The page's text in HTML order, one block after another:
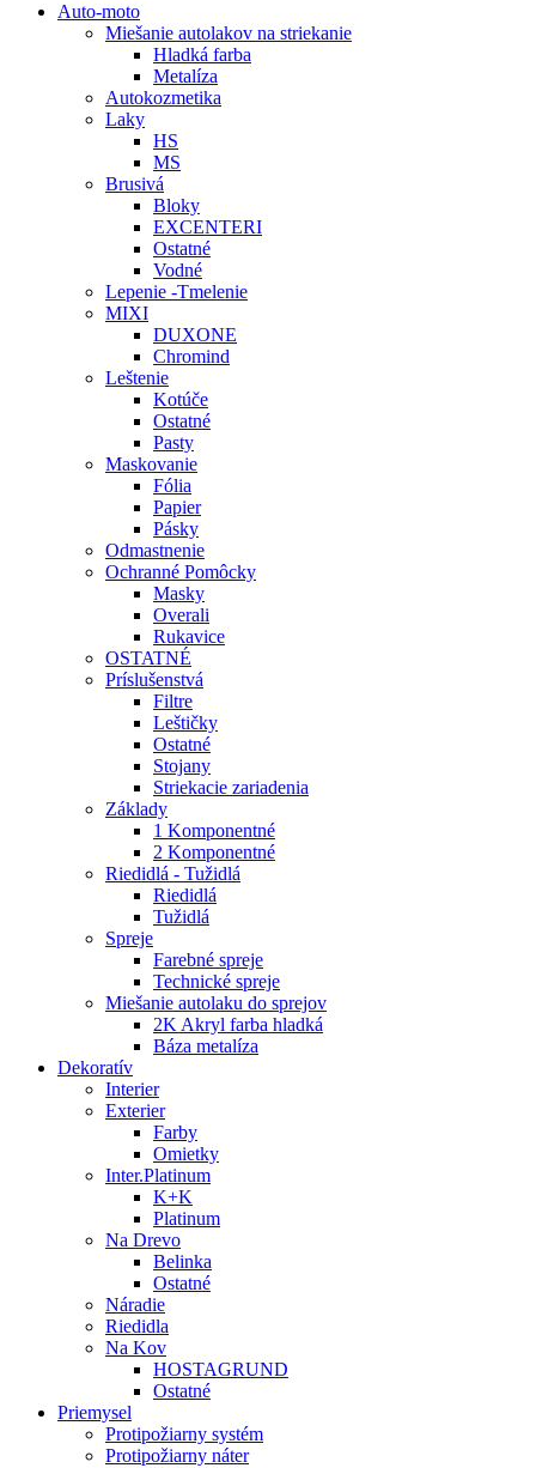
Auto-moto
Miešanie autolakov na striekanie
Hladká farba
Metalíza
Autokozmetika
Laky
HS
MS
Brusivá
Bloky
EXCENTERI
Ostatné
Vodné
Lepenie -Tmelenie
MIXI
DUXONE
Chromind
Leštenie
Kotúče
Ostatné
Pasty
Maskovanie
Fólia
Papier
Pásky
Odmastnenie
Ochranné Pomôcky
Masky
Overali
Rukavice
OSTATNÉ
Príslušenstvá
Filtre
Leštičky
Ostatné
Stojany
Striekacie zariadenia
Základy
1 Komponentné
2 Komponentné
Riedidlá - Tužidlá
Riedidlá
Tužidlá
Spreje
Farebné spreje
Technické spreje
Miešanie autolaku do sprejov
2K Akryl farba hladká
Báza metalíza
Dekoratív
Interier
Exterier
Farby
Omietky
Inter.Platinum
K+K
Platinum
Na Drevo
Belinka
Ostatné
Náradie
Riedidla
Na Kov
HOSTAGRUND
Ostatné
Priemysel
Protipožiarny systém
Protipožiarny náter